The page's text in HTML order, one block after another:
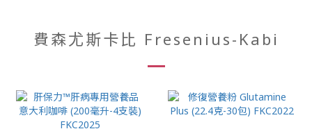
費森尤斯卡比 Fresenius-Kabi